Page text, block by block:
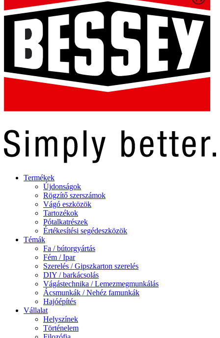
Termékek
Újdonságok
Rögzítő szerszámok
Vágó eszközök
Tartozékok
Pótalkatrészek
Értékesítési segédeszközök
Témák
Fa / bútorgyártás
Fém / Ipar
Szerelés / Gipszkarton szerelés
DIY / barkácsolás
Vágástechnika / Lemezmegmunkálás
Ácsmunkák / Nehéz famunkák
Hajóépítés
Vállalat
Helyszínek
Történelem